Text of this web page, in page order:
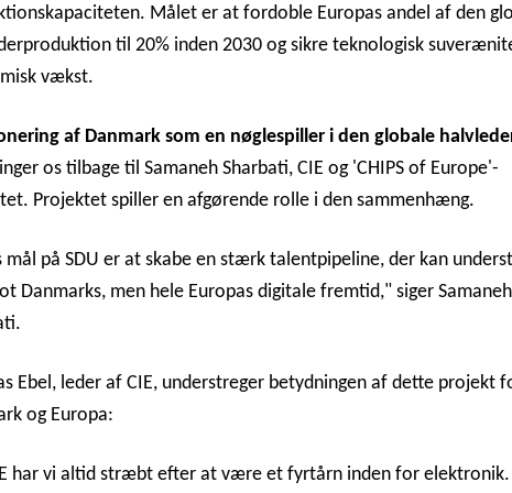
Målet er at fordoble Europas andel af den
til 20% inden 2030 og sikre teknologisk
vækst.
af Danmark som en nøglespiller i den globale
os tilbage til Samaneh Sharbati, CIE og 'CHIPS of Europe'-
Projektet spiller en afgørende rolle i den sammenhæng.
mål på SDU er at skabe en stærk talentpipeline, der kan
Danmarks, men hele Europas digitale fremtid," siger Samaneh
Ebel, leder af CIE, understreger betydningen af dette projekt
og Europa:
har vi altid stræbt efter at være et fyrtårn inden for elektronik.